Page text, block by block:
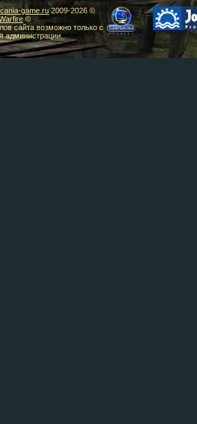
game.ru2009-2026 ©
©
сайта возможно только с
администрации.